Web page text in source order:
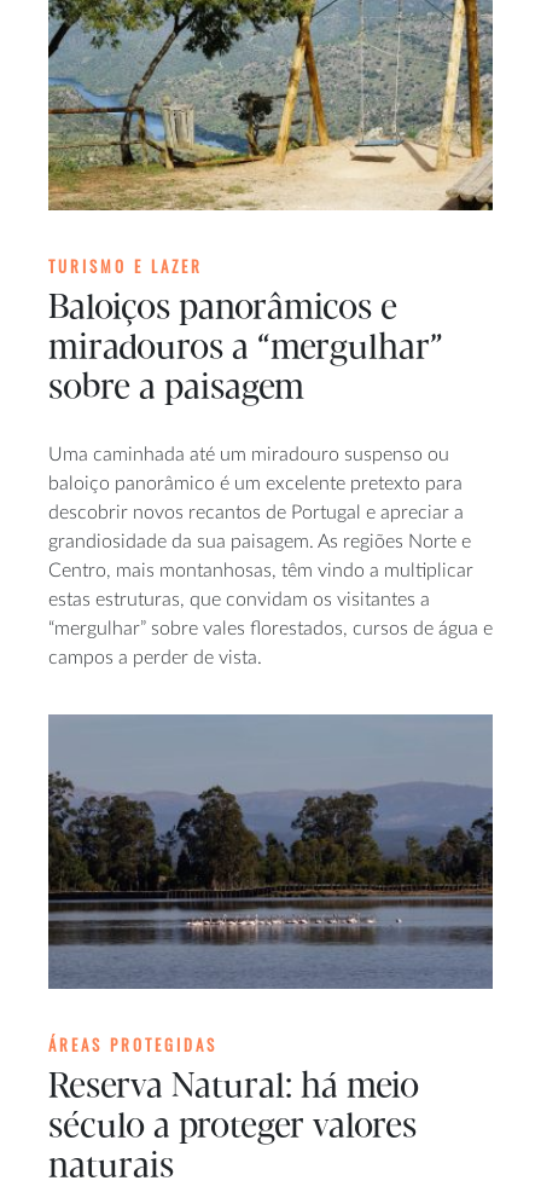
TURISMO E LAZER
Baloiços panorâmicos e
miradouros a “mergulhar”
sobre a paisagem
Uma caminhada até um miradouro suspenso ou
baloiço panorâmico é um excelente pretexto para
descobrir novos recantos de Portugal e apreciar a
grandiosidade da sua paisagem. As regiões Norte e
Centro, mais montanhosas, têm vindo a multiplicar
estas estruturas, que convidam os visitantes a
“mergulhar” sobre vales florestados, cursos de água e
campos a perder de vista.
ÁREAS PROTEGIDAS
Reserva Natural: há meio
século a proteger valores
naturais